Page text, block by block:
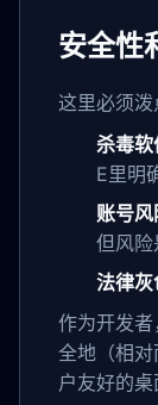
安全性
这里必须
杀毒
E里明
账号风
但风险
法律
作为开发
全地（相
户友好的桌